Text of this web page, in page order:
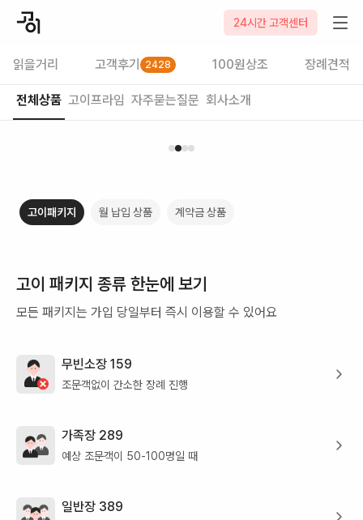
24시간 고객센터
읽을거리 고객후기 2428 100원상조 장례견적
전체상품 고이프라임 자주묻는질문 회사소개
고이패키지 월 납입 상품 계약금 상품
고이 패키지 종류 한눈에 보기
모든 패키지는 가입 당일부터 즉시 이용할 수 있어요
무빈소장 159
조문객없이 간소한 장례 진행
가족장 289
예상 조문객이 50-100명일 때
일반장 389